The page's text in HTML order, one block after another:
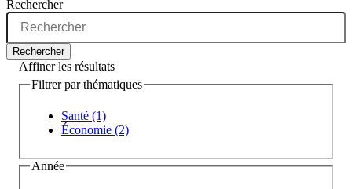
Rechercher
Rechercher
Affiner les résultats
Filtrer par thématiques
Santé (1)
Économie (2)
Année